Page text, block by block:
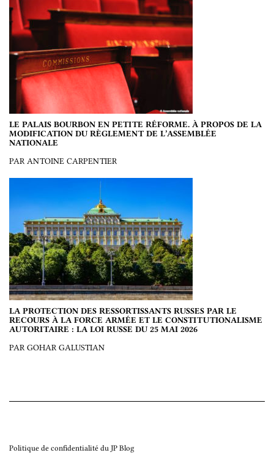
LE PALAIS BOURBON EN PETITE RÉFORME. À PROPOS DE LA
MODIFICATION DU RÈGLEMENT DE L’ASSEMBLÉE
NATIONALE
PAR ANTOINE CARPENTIER
LA PROTECTION DES RESSORTISSANTS RUSSES PAR LE
RECOURS À LA FORCE ARMÉE ET LE CONSTITUTIONALISME
AUTORITAIRE : LA LOI RUSSE DU 25 MAI 2026
PAR GOHAR GALUSTIAN
Politique de confidentialité du JP Blog